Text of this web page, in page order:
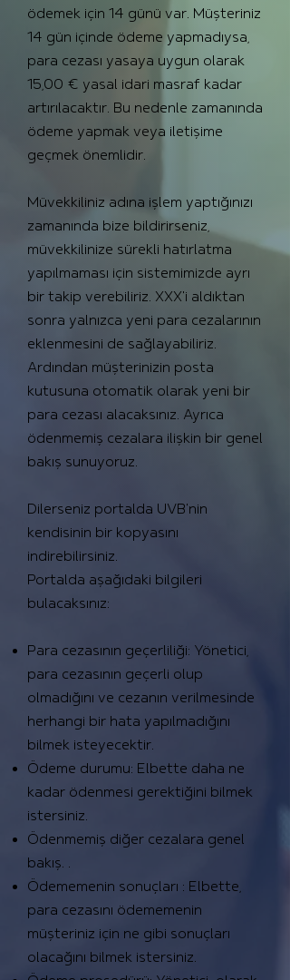
ödemek için 14 günü var. Müşteriniz
14 gün içinde ödeme yapmadıysa,
para cezası yasaya uygun olarak
15,00 € yasal idari masraf kadar
artırılacaktır. Bu nedenle zamanında
ödeme yapmak veya iletişime
geçmek önemlidir.
Müvekkiliniz adına işlem yaptığınızı
zamanında bize bildirirseniz,
müvekkilinize sürekli hatırlatma
yapılmaması için sistemimizde ayrı
bir takip verebiliriz. XXX'i aldıktan
sonra yalnızca yeni para cezalarının
eklenmesini de sağlayabiliriz.
Ardından müşterinizin posta
kutusuna otomatik olarak yeni bir
para cezası alacaksınız. Ayrıca
ödenmemiş cezalara ilişkin bir genel
bakış sunuyoruz.
Dilerseniz portalda UVB'nin
kendisinin bir kopyasını
indirebilirsiniz.
Portalda aşağıdaki bilgileri
bulacaksınız:
Para cezasının geçerliliği: Yönetici,
para cezasının geçerli olup
olmadığını ve cezanın verilmesinde
herhangi bir hata yapılmadığını
bilmek isteyecektir.
Ödeme durumu: Elbette daha ne
kadar ödenmesi gerektiğini bilmek
istersiniz.
Ödenmemiş diğer cezalara genel
bakış. .
Ödememenin sonuçları : Elbette,
para cezasını ödememenin
müşteriniz için ne gibi sonuçları
olacağını bilmek istersiniz.